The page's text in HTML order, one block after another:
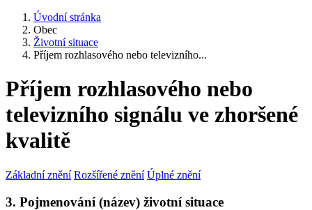
Úvodní stránka
Obec
Životní situace
Příjem rozhlasového nebo televizního...
Příjem rozhlasového nebo
televizního signálu ve zhoršené
kvalitě
Základní znění Rozšířené znění Úplné znění
3. Pojmenování (název) životní situace